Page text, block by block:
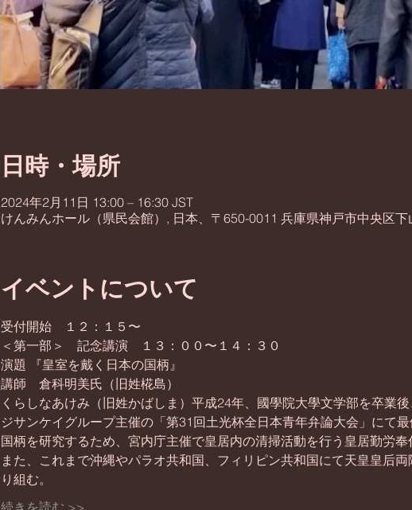
日時・場所
2024年2月11日 13:00 – 16:30 JST
けんみんホール（県民会館）, 日本、〒650-0011 兵庫県神戸市中央区
イベントについて
受付開始　１２：１５〜
＜第一部＞　記念講演　１３：００〜１４：３０
演題 『皇室を戴く日本の国柄』
講師　倉科明美氏（旧姓椛島）
くらしなあけみ（旧姓かばしま）平成24年、國學院大學文学部を卒業
ジサンケイグループ主催の「第31回土光杯全日本青年弁論大会」にて
国柄を研究するため、宮内庁主催で皇居内の清掃活動を行う皇居勤労奉
また、これまで沖縄やパラオ共和国、フィリピン共和国にて天皇皇后
り組む。
続きを読む >>